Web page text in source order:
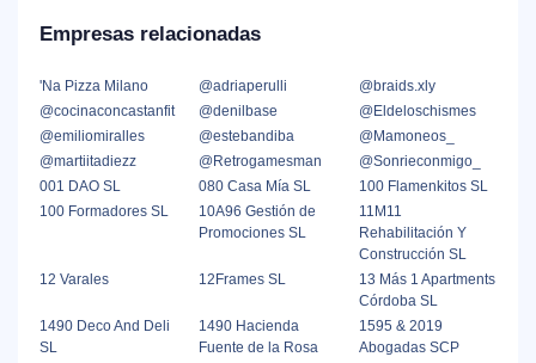
Empresas relacionadas
'Na Pizza Milano @adriaperulli
@braids.xly
@cocinaconcastanfit
@denilbase
@Eldeloschismes
@emiliomiralles
@estebandiba
@Mamoneos_
@martiitadiezz
@Retrogamesman
@Sonrieconmigo_
001 DAO SL
080 Casa Mía SL
100 Flamenkitos SL
100 Formadores SL
10A96 Gestión de
Promociones SL
11M11
Rehabilitación Y
Construcción SL
12 Varales
12Frames SL
13 Más 1 Apartments
Córdoba SL
1490 Deco And Deli
SL
1490 Hacienda
Fuente de la Rosa
1595 & 2019
Abogadas SCP